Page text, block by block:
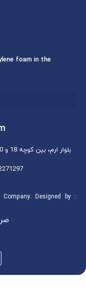
foam in the
Designed by :